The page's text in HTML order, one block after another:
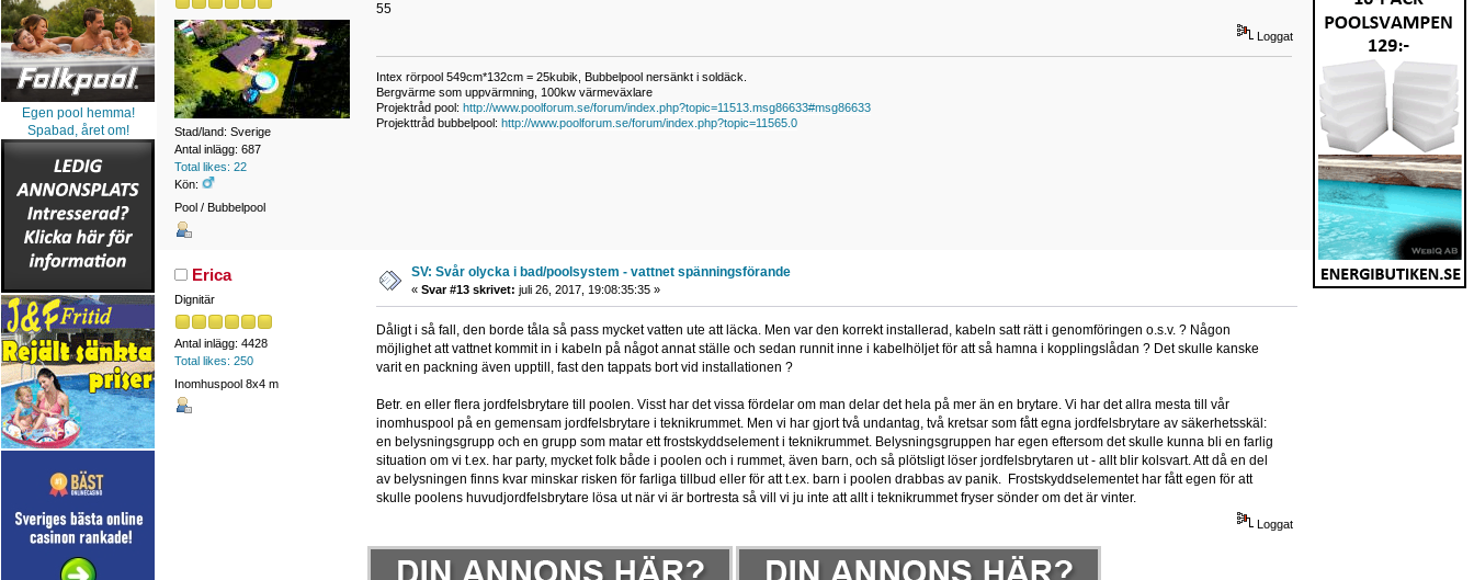
Egen pool hemma!
Spabad, året om!
Stad/land: Sverige
Antal inlägg: 687
Total likes: 22
Kön:
Pool / Bubbelpool
55
Loggat
Intex rörpool 549cm*132cm = 25kubik, Bubbelpool nersänkt i soldäck.
Bergvärme som uppvärmning, 100kw värmeväxlare
Projektråd pool: http://www.poolforum.se/forum/index.php?topic=11513.msg86633#msg86633
Projekttråd bubbelpool: http://www.poolforum.se/forum/index.php?topic=11565.0
Erica
Dignitär
Antal inlägg: 4428
Total likes: 250
Inomhuspool 8x4 m
SV: Svår olycka i bad/poolsystem - vattnet spänningsförande
« Svar #13 skrivet: juli 26, 2017, 19:08:35:35 »
Dåligt i så fall, den borde tåla så pass mycket vatten ute att läcka. Men var den korrekt installerad, kabeln satt rätt i genomföringen o.s.v. ? Någon
möjlighet att vattnet kommit in i kabeln på något annat ställe och sedan runnit inne i kabelhöljet för att så hamna i kopplingslådan ? Det skulle kanske
varit en packning även upptill, fast den tappats bort vid installationen ?
Betr. en eller flera jordfelsbrytare till poolen. Visst har det vissa fördelar om man delar det hela på mer än en brytare. Vi har det allra mesta till vår
inomhuspool på en gemensam jordfelsbrytare i teknikrummet. Men vi har gjort två undantag, två kretsar som fått egna jordfelsbrytare av säkerhetsskäl:
en belysningsgrupp och en grupp som matar ett frostskyddselement i teknikrummet. Belysningsgruppen har egen eftersom det skulle kunna bli en farlig
situation om vi t.ex. har party, mycket folk både i poolen och i rummet, även barn, och så plötsligt löser jordfelsbrytaren ut - allt blir kolsvart. Att då en del
av belysningen finns kvar minskar risken för farliga tillbud eller för att t.ex. barn i poolen drabbas av panik. Frostskyddselementet har fått egen för att
skulle poolens huvudjordfelsbrytare lösa ut när vi är bortresta så vill vi ju inte att allt i teknikrummet fryser sönder om det är vinter.
Loggat